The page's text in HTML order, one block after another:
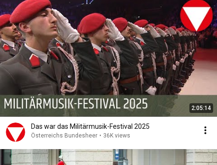
2:05:14
Das war das Militärmusik-Festival 2025
Österreichs Bundesheer • 36K views